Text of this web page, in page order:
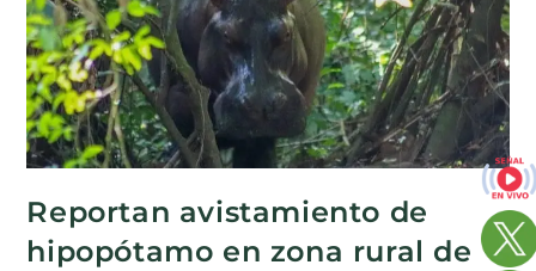
Reportan avistamiento de
hipopótamo en zona rural de